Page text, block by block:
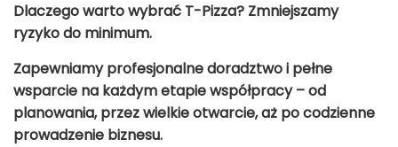
Dlaczego warto wybrać T-Pizza? Zmniejszamy
ryzyko do minimum.
Zapewniamy profesjonalne doradztwo i pełne
wsparcie na każdym etapie współpracy – od
planowania, przez wielkie otwarcie, aż po codzienne
prowadzenie biznesu.